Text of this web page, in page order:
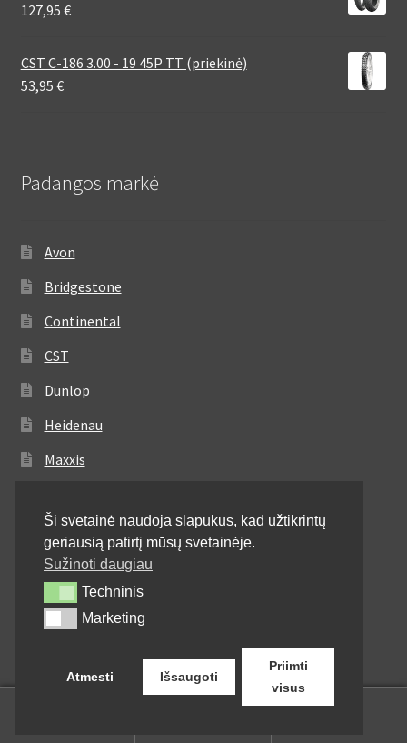
127,95 €
CST C-186 3.00 - 19 45P TT (priekinė)
53,95 €
Padangos markė
Avon
Bridgestone
Continental
CST
Dunlop
Heidenau
Maxxis
Michelin
Mitas
Pirelli
Shinko
Ši svetainė naudoja slapukus, kad užtikrintų
geriausią patirtį mūsų svetainėje.
Sužinoti daugiau
TechninisTechninis
MarketingMarketing
Atmesti Išsaugoti
Priimti
visus